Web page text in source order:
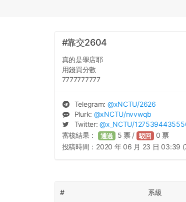
#靠交2604
真的是學店耶
用錢買分數
7777777777
Telegram: @xNCTU/2626
Plurk: @xNCTU/nvvwqb
Twitter:@x_NCTU/
審核結果： 通過 5 票 / 駁回 0 票
投稿時間： 2020 年 06 月 23 日 03:39
# 系級